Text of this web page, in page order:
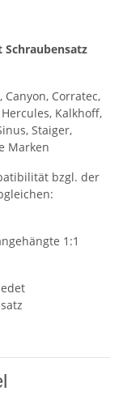
Schraubensatz
Corratec,
Kalkhoff,
Staiger,
Marken
bzgl. der
1:1